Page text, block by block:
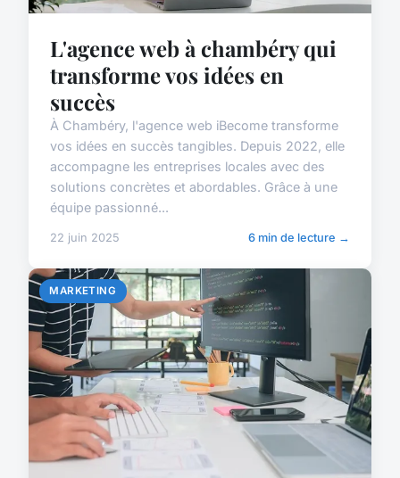
L'agence web à chambéry qui
transforme vos idées en
succès
À Chambéry, l'agence web iBecome transforme
vos idées en succès tangibles. Depuis 2022, elle
accompagne les entreprises locales avec des
solutions concrètes et abordables. Grâce à une
équipe passionné...
22 juin 2025 6 min de lecture →
MARKETING